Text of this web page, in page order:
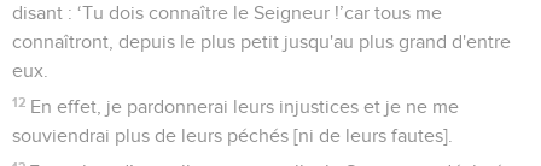
disant : ‘Tu dois connaître le Seigneur !’car tous me
connaîtront, depuis le plus petit jusqu'au plus grand d'entre
eux.
12 En effet, je pardonnerai leurs injustices et je ne me
souviendrai plus de leurs péchés [ni de leurs fautes].